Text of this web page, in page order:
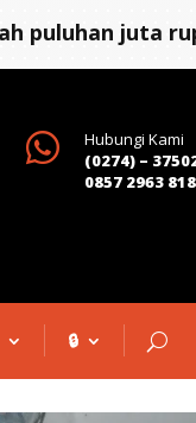
puluhan juta

Hubungi Kami
(0274) –
0857 2963
🔒